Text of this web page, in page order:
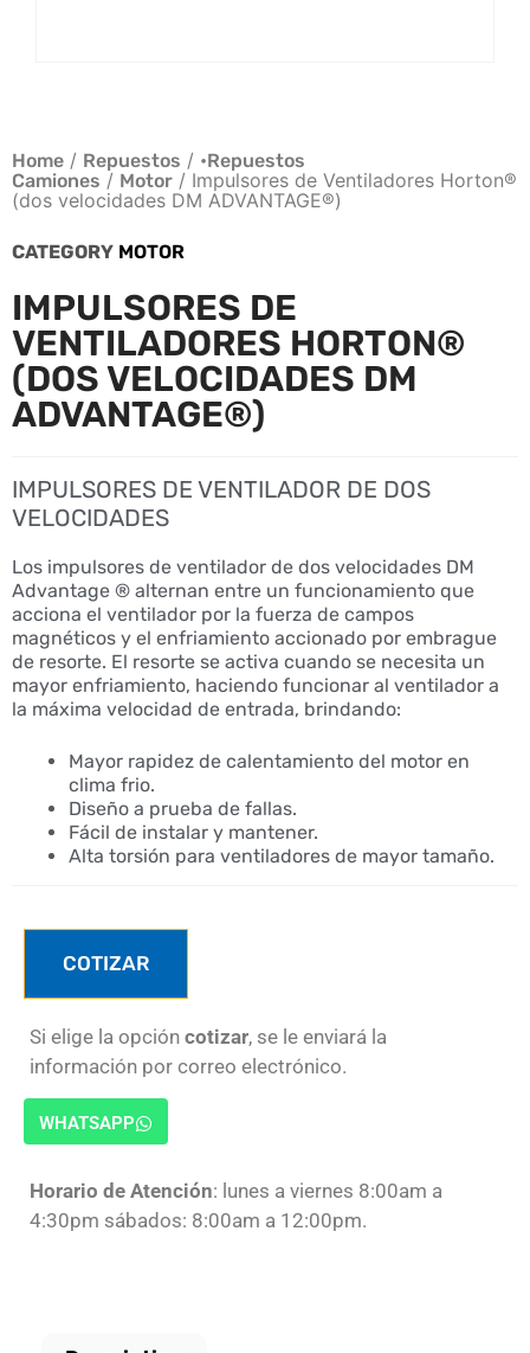
Home / Repuestos / •Repuestos
Camiones / Motor / Impulsores de Ventiladores Horton®
(dos velocidades DM ADVANTAGE®)
CATEGORY MOTOR
IMPULSORES DE
VENTILADORES HORTON®
(DOS VELOCIDADES DM
ADVANTAGE®)
IMPULSORES DE VENTILADOR DE DOS
VELOCIDADES
Los impulsores de ventilador de dos velocidades DM
Advantage ® alternan entre un funcionamiento que
acciona el ventilador por la fuerza de campos
magnéticos y el enfriamiento accionado por embrague
de resorte. El resorte se activa cuando se necesita un
mayor enfriamiento, haciendo funcionar al ventilador a
la máxima velocidad de entrada, brindando:
Mayor rapidez de calentamiento del motor en
clima frio.
Diseño a prueba de fallas.
Fácil de instalar y mantener.
Alta torsión para ventiladores de mayor tamaño.
COTIZAR
Si elige la opción cotizar, se le enviará la
información por correo electrónico.
WHATSAPP
Horario de Atención: lunes a viernes 8:00am a
4:30pm sábados: 8:00am a 12:00pm.